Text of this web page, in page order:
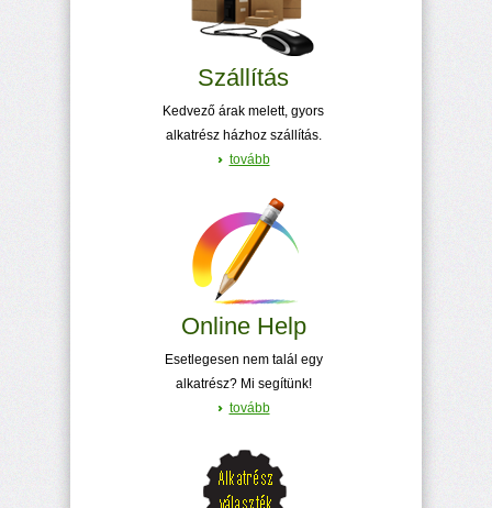
Szállítás
Kedvező árak melett, gyors
alkatrész házhoz szállítás.
tovább
Online Help
Esetlegesen nem talál egy
alkatrész? Mi segítünk!
tovább